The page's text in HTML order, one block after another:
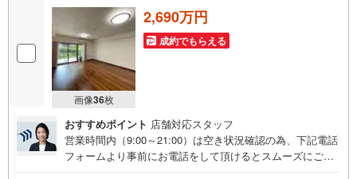
まだ迷っている段階でも問題ありません。
物件のご紹介だけでなく、資金計画、間取りの考え方、建築の注意点、将
来的な売却や住み替えの可能性まで、一つひとつ整理しながらご案内しま
す。
画像36枚
2,690万円
成約でもらえる
おすすめポイント 店舗対応スタッフ
営業時間内（9:00～21:00）は空き状況確認の為、下記電話
フォームより事前にお電話をして頂けるとスムーズにご案